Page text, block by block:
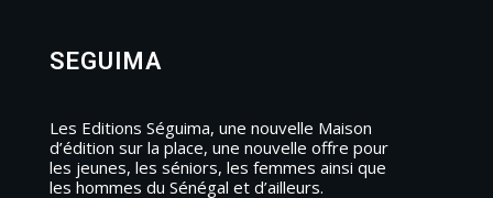
SEGUIMA
Les Editions Séguima, une nouvelle Maison
d’édition sur la place, une nouvelle offre pour
les jeunes, les séniors, les femmes ainsi que
les hommes du Sénégal et d’ailleurs.